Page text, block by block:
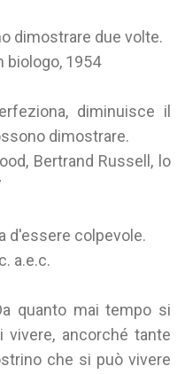
dimostrare due volte.
biologo, 1954
diminuisce il
dimostrare.
Bertrand Russell, lo
d'essere colpevole.
a.e.c.
quanto mai tempo si
ancorché tante
che si può vivere